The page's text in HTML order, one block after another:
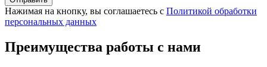
Нажимая на кнопку, вы соглашаетесь с Политикой обработки
персональных данных
Преимущества работы с нами